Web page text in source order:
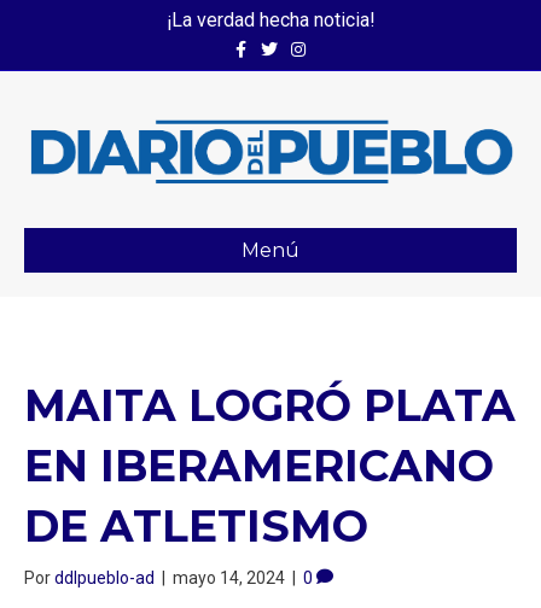
¡La verdad hecha noticia!
FacebookTwitterInstagram
Menú
MAITA LOGRÓ PLATA
EN IBERAMERICANO
DE ATLETISMO
Porddlpueblo-ad | mayo 14, 2024 | 0